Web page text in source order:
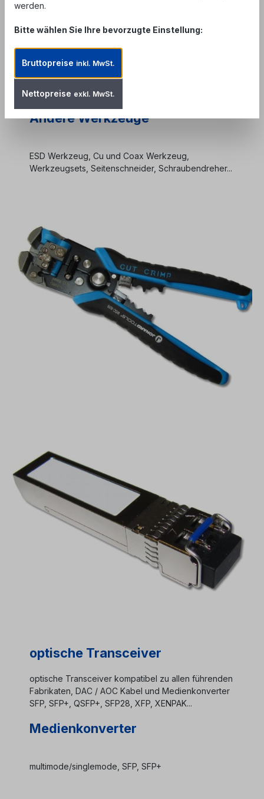
LWL Werkzeuge
Kabelabmantler, Kevlarscheren,
Bündeladerschneider, Cleaver, Crimpzangen,
Spleißtische u.v.m.
Andere Werkzeuge
ESD Werkzeug, Cu und Coax Werkzeug,
Werkzeugsets, Seitenschneider, Schraubendreher...
optische Transceiver
optische Transceiver kompatibel zu allen führenden
Fabrikaten, DAC / AOC Kabel und Medienkonverter
SFP, SFP+, QSFP+, SFP28, XFP, XENPAK...
Medienkonverter
multimode/singlemode, SFP, SFP+
werden.
Bitte wählen Sie Ihre bevorzugte Einstellung:
Bruttopreise inkl. MwSt.
Nettopreise exkl. MwSt.